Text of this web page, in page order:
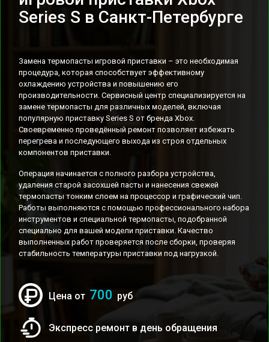
Series S в Санкт-Петербурге
Замена термопасты игровой приставки – это необходимая
процедура, которая способствует эффективному
охлаждению устройства и повышению его
производительности. Сервисный центр специализируется на
замене термопасты для различных моделей, включая
популярную приставку Series S от бренда Xbox.
Своевременно проведённый ремонт позволяет избежать
перегрева и последующего выхода из строя отдельных
компонентов приставки.
Операция начинается с полного разбора устройства,
удаления старой засохшей пасты и нанесения свежей
термопасты тонким слоем на процессор и графический чип.
Работы выполняются с помощью профессионального набора
инструментов и специальной термопасты, подобранной
специально для вашей модели приставки. Качество
выполненных работ проверяется после сборки, проверяя
стабильность температуры приставки под нагрузкой.
Цена от 700 руб
Экспресс ремонт в день обращения